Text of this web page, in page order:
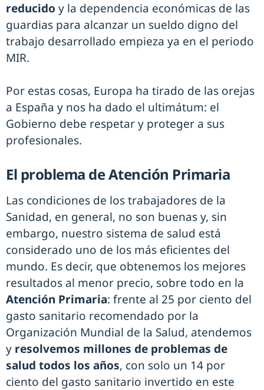
reducido y la dependencia económicas de las
guardias para alcanzar un sueldo digno del
trabajo desarrollado empieza ya en el periodo
MIR.
Por estas cosas, Europa ha tirado de las orejas
a España y nos ha dado el ultimátum: el
Gobierno debe respetar y proteger a sus
profesionales.
El problema de Atención Primaria
Las condiciones de los trabajadores de la
Sanidad, en general, no son buenas y, sin
embargo, nuestro sistema de salud está
considerado uno de los más eficientes del
mundo. Es decir, que obtenemos los mejores
resultados al menor precio, sobre todo en la
Atención Primaria: frente al 25 por ciento del
gasto sanitario recomendado por la
Organización Mundial de la Salud, atendemos
y resolvemos millones de problemas de
salud todos los años, con solo un 14 por
ciento del gasto sanitario invertido en este